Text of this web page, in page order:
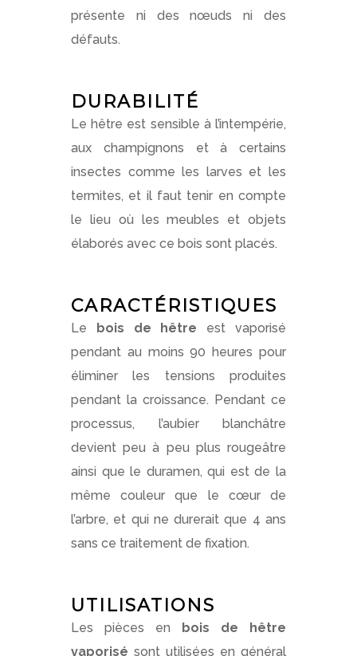
présente ni des nœuds ni des
défauts.
DURABILITÉ
Le hêtre est sensible à l’intempérie,
aux champignons et à certains
insectes comme les larves et les
termites, et il faut tenir en compte
le lieu où les meubles et objets
élaborés avec ce bois sont placés.
CARACTÉRISTIQUES
Le bois de hêtre est vaporisé
pendant au moins 90 heures pour
éliminer les tensions produites
pendant la croissance. Pendant ce
processus, l’aubier blanchâtre
devient peu à peu plus rougeâtre
ainsi que le duramen, qui est de la
même couleur que le cœur de
l’arbre, et qui ne durerait que 4 ans
sans ce traitement de fixation.
UTILISATIONS
Les pièces en
bois de hêtre
vaporisé sont utilisées en général